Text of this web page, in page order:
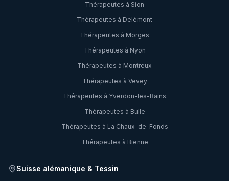
Thérapeutes à Sion
Thérapeutes à Delémont
Thérapeutes à Morges
Thérapeutes à Nyon
Thérapeutes à Montreux
Thérapeutes à Vevey
Thérapeutes à Yverdon-les-Bains
Thérapeutes à Bulle
Thérapeutes à La Chaux-de-Fonds
Thérapeutes à Bienne
Suisse alémanique & Tessin